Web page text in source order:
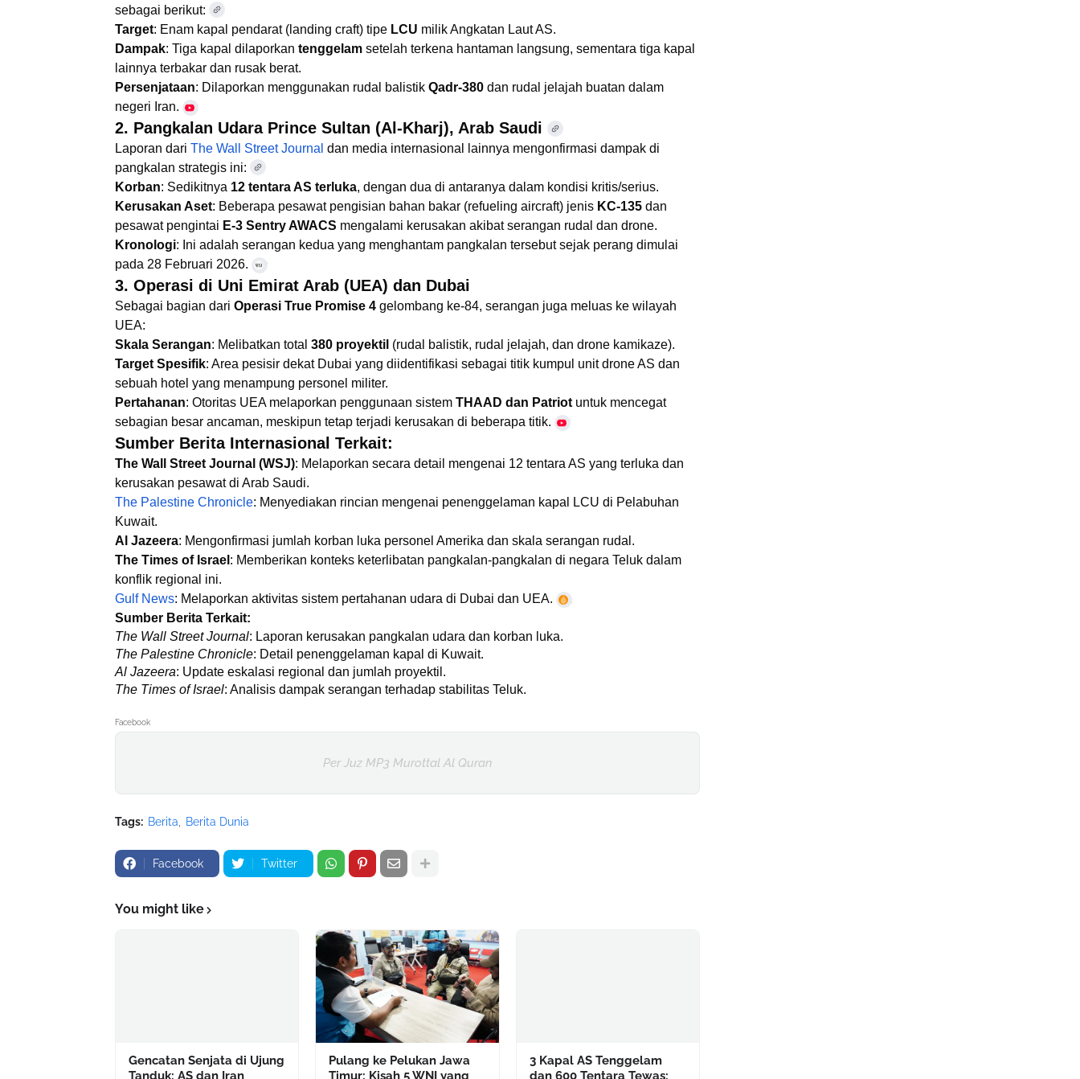
sebagai berikut:
Target: Enam kapal pendarat (landing craft) tipe LCU milik Angkatan Laut AS.
Dampak: Tiga kapal dilaporkan tenggelam setelah terkena hantaman langsung, sementara tiga kapal
lainnya terbakar dan rusak berat.
Persenjataan: Dilaporkan menggunakan rudal balistik Qadr-380 dan rudal jelajah buatan dalam
negeri Iran.
YouTube
2. Pangkalan Udara Prince Sultan (Al-Kharj), Arab Saudi
Laporan dari The Wall Street Journal dan media internasional lainnya mengonfirmasi dampak di
pangkalan strategis ini:
Korban: Sedikitnya 12 tentara AS terluka, dengan dua di antaranya dalam kondisi kritis/serius.
Kerusakan Aset: Beberapa pesawat pengisian bahan bakar (refueling aircraft) jenis KC-135 dan
pesawat pengintai E-3 Sentry AWACS mengalami kerusakan akibat serangan rudal dan drone.
Kronologi: Ini adalah serangan kedua yang menghantam pangkalan tersebut sejak perang dimulai
pada 28 Februari 2026.
WSJ
3. Operasi di Uni Emirat Arab (UEA) dan Dubai
Sebagai bagian dari Operasi True Promise 4 gelombang ke-84, serangan juga meluas ke wilayah
UEA:
Skala Serangan: Melibatkan total 380 proyektil (rudal balistik, rudal jelajah, dan drone kamikaze).
Target Spesifik: Area pesisir dekat Dubai yang diidentifikasi sebagai titik kumpul unit drone AS dan
sebuah hotel yang menampung personel militer.
Pertahanan: Otoritas UEA melaporkan penggunaan sistem THAAD dan Patriot untuk mencegat
sebagian besar ancaman, meskipun tetap terjadi kerusakan di beberapa titik.
YouTube
Sumber Berita Internasional Terkait:
The Wall Street Journal (WSJ): Melaporkan secara detail mengenai 12 tentara AS yang terluka dan
kerusakan pesawat di Arab Saudi.
The Palestine Chronicle: Menyediakan rincian mengenai penenggelaman kapal LCU di Pelabuhan
Kuwait.
Al Jazeera: Mengonfirmasi jumlah korban luka personel Amerika dan skala serangan rudal.
The Times of Israel : Memberikan konteks keterlibatan pangkalan-pangkalan di negara Teluk dalam
konflik regional ini.
Gulf News: Melaporkan aktivitas sistem pertahanan udara di Dubai dan UEA. Al Jazeera
Sumber Berita Terkait:
The Wall Street Journal: Laporan kerusakan pangkalan udara dan korban luka.
The Palestine Chronicle: Detail penenggelaman kapal di Kuwait.
Al Jazeera: Update eskalasi regional dan jumlah proyektil.
The Times of Israel: Analisis dampak serangan terhadap stabilitas Teluk.
Facebook
Per Juz MP3 Murottal Al Quran
Tags: Berita Berita Dunia
Facebook Twitter
You might like
Gencatan Senjata di Ujung
Tanduk: AS dan Iran
Pulang ke Pelukan Jawa
Timur: Kisah 5 WNI yang
3 Kapal AS Tenggelam
dan 600 Tentara Tewas: